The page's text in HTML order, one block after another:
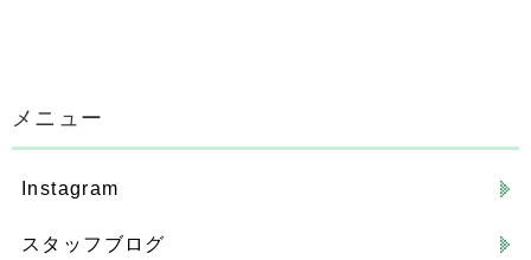
メニュー
Instagram
スタッフブログ